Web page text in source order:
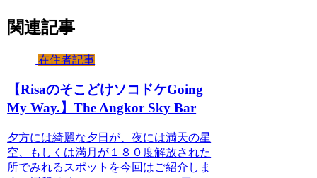
関連記事
在住者記事
【RisaのそこどけソコドケGoing
My Way.】The Angkor Sky Bar
夕方には綺麗な夕日が、夜には満天の星
空、もしくは満月が１８０度解放された
所でみれるスポットを今回はご紹介しま